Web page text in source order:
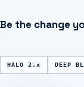
Be the change
HALO 2.x DEEP